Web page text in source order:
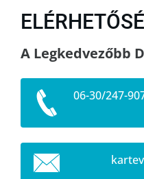
A Legkedvezőbb
06-30/247-